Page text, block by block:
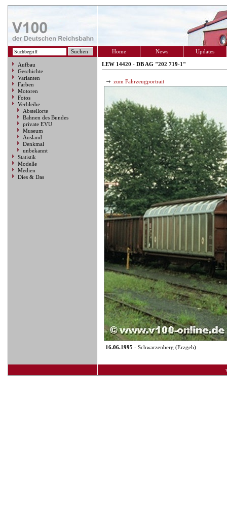
Home News Updates
Aufbau
Geschichte
Varianten
Farben
Motoren
Fotos
Verbleibe
Abstellorte
Bahnen des Bundes
private EVU
Museum
Ausland
Denkmal
unbekannt
Statistik
Modelle
Medien
Dies & Das
LEW 14420 - DB AG "202 719-1"
zum Fahrzeugportrait
16.06.1995 - Schwarzenberg (Erzgeb)